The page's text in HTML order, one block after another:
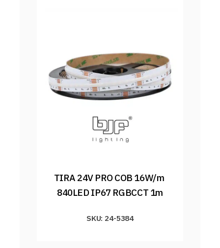
TIRA 24V PRO COB 16W/m
840LED IP67 RGBCCT 1m
SKU: 24-5384